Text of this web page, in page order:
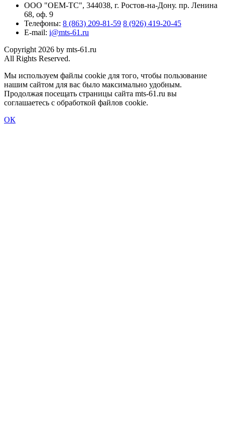
ООО "ОЕМ-ТС", 344038, г. Ростов-на-Дону. пр. Ленина
68, оф. 9
Телефоны: 8 (863) 209-81-59 8 (926) 419-20-45
E-mail: i@mts-61.ru
Copyright 2026 by mts-61.ru
All Rights Reserved.
Мы используем файлы cookie для того, чтобы пользование
нашим сайтом для вас было максимально удобным.
Продолжая посещать страницы сайта mts-61.ru вы
соглашаетесь с обработкой файлов cookie.
ОК